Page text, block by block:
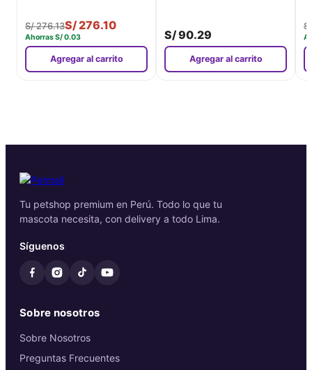
S/276.13S/276.10
AhorrasS/0.03
Agregar al carrito
S/90.29
Agregar al carrito
S/
Tu petshop premium en Perú. Todo lo que tu
mascota necesita, con delivery a todo Lima.
Síguenos
Sobre nosotros
Sobre Nosotros
Preguntas Frecuentes